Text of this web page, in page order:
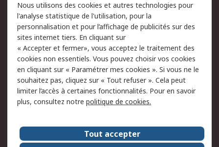
du site
Politique de protection
des données - Mise à
jour
Sécurité des E-mails
Conditions générales
de vente
Politique anti-
corruption
Campagnes marketing
A propos de RS
A propos de RS France
Evénements
Le groupe RS Group Plc
Presse
Nous utilisons des cookies et autres technologies pour
l'analyse statistique de l'utilisation, pour la
personnalisation et pour l’affichage de publicités sur des
sites internet tiers. En cliquant sur
« Accepter et fermer», vous acceptez le traitement des
cookies non essentiels. Vous pouvez choisir vos cookies
en cliquant sur « Paramétrer mes cookies ». Si vous ne le
souhaitez pas, cliquez sur « Tout refuser ». Cela peut
limiter l’accès à certaines fonctionnalités. Pour en savoir
plus, consultez notre politique de cookies.
Tout accepter